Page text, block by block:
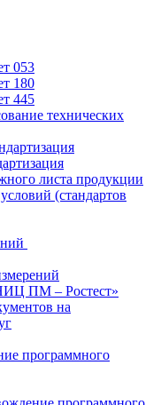
053
180
445
технических
листа продукции
(стандартов
ПМ – Ростест»
на
программного